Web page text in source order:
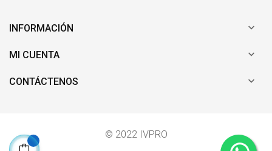
INFORMACIÓN 
MI CUENTA 
CONTÁCTENOS 
© 2022 IVPRO